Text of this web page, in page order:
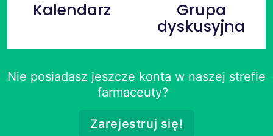
Kalendarz Grupa
dyskusyjna
Nie posiadasz jeszcze konta w naszej strefie
farmaceuty?
Zarejestruj się!